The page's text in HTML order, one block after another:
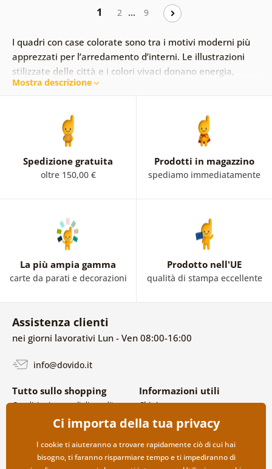
1 2 … 9
I quadri con case colorate sono tra i motivi moderni più
apprezzati per l’arredamento d’interni. Le illustrazioni
stilizzate delle città e i colori vivaci donano energia,
leggerezza e personalità agli ambienti.
soggiorno, camera da letto o studio e si combinano
facilmente con stili moderni e scandinavi.
Mostra descrizione
Spedizione gratuita
oltre 150,00 €
Prodotti in magazzino
spediamo immediatamente
La più ampia gamma
carte da parati e decorazioni
Prodotto nell'UE
qualità di stampa eccellente
Assistenza clienti
nei giorni lavorativi Lun - Ven 08:00-16:00
info@dovido.it
Tutto sullo shopping
Condizioni generali di vendita e
Politica sulla privacy
Opzioni di spedizione e
pagamento
Reso della merce
Informazioni utili
Chi siamo
FAQ
Contatti
Collaborazione all’ingrosso
Ci importa della tua privacy
I cookie ti aiuteranno a trovare rapidamente ciò di cui hai
bisogno, ti faranno risparmiare tempo e ti impediranno di